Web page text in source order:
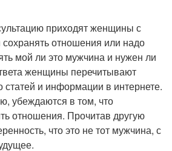
приходят женщины с
отношения или надо
мой ли это мужчина и нужен ли
женщины перечитывают
статей и информации в интернете.
убеждаются в том, что
отношения. Прочитав другую
что это не тот мужчина, с